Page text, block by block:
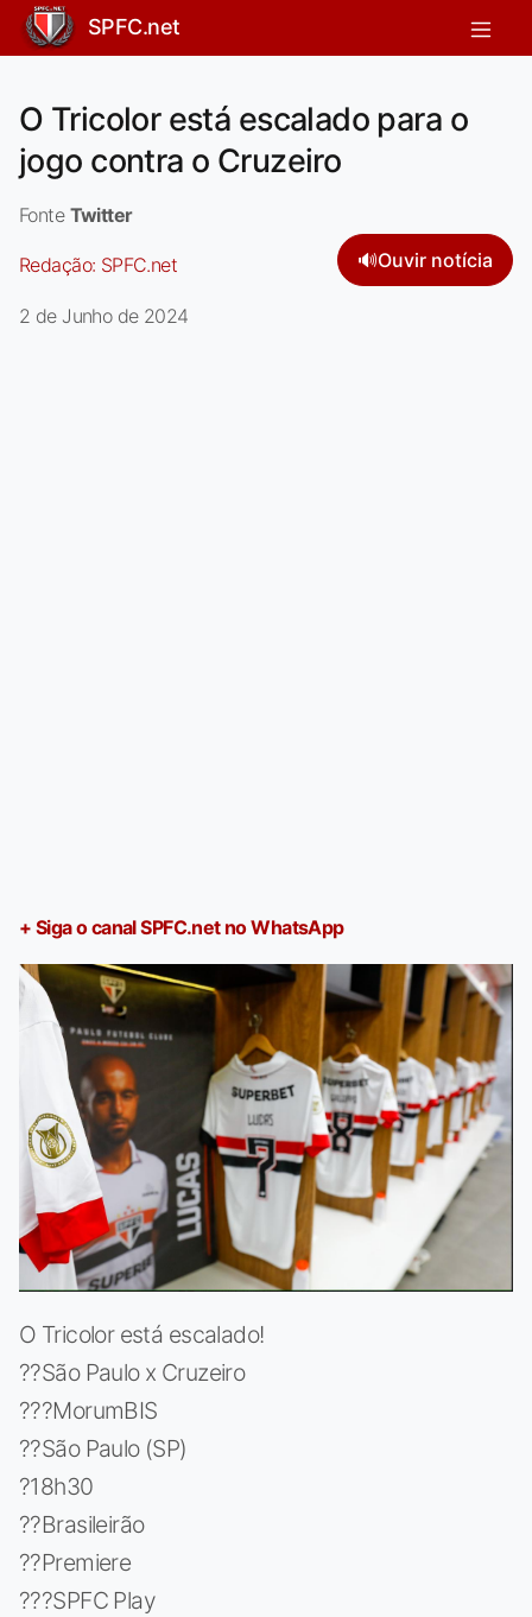
SPFC.net
O Tricolor está escalado para o
jogo contra o Cruzeiro
Fonte Twitter
Redação: SPFC.net 🔊Ouvir notícia
2 de Junho de 2024
+ Siga o canal SPFC.net no WhatsApp
O Tricolor está escalado!
??São Paulo x Cruzeiro
???MorumBIS
??São Paulo (SP)
?18h30
??Brasileirão
??Premiere
???SPFC Play